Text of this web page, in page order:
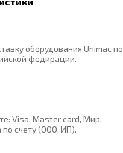
оборудования Unimac по
федирации.
Visa, Master card, Мир,
по счету (ООО, ИП).